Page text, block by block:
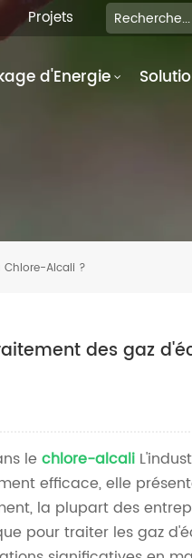
Projets
d'Energie
Chlore-Alcali ?
des gaz
le chlore-alcali
efficace, elle
la plupart des
pour traiter les gaz